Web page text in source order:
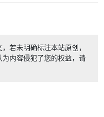
若未明确标注本站原创，
内容侵犯了您的权益，请